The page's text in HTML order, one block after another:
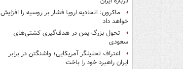
ماکرون: اتحادیه اروپا فشار بر روسیه را افزایش
خواهد داد
تحول بزرگ یمن در هدف‌گیری کشتی‌های
سعودی
اعتراف تحلیلگر آمریکایی؛ واشنگتن در برابر
ایران راهبرد خود را باخت